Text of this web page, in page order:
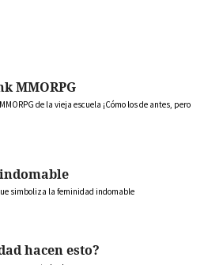
MMORPG
de la vieja escuela ¡Cómo los de antes, pero
simboliza la feminidad indomable
hacen esto?